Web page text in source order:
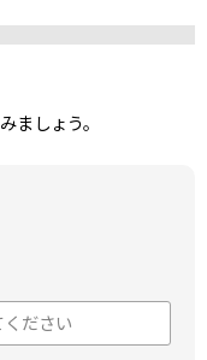
ましょう。